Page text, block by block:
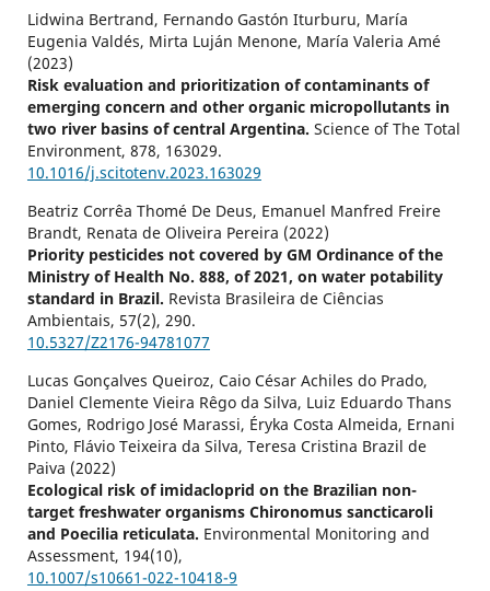
Lidwina Bertrand, Fernando Gastón Iturburu, María
Eugenia Valdés, Mirta Luján Menone, María Valeria Amé
(2023)
Risk evaluation and prioritization of contaminants of
emerging concern and other organic micropollutants in
two river basins of central Argentina. Science of The Total
Environment, 878, 163029.
10.1016/j.scitotenv.2023.163029
Beatriz Corrêa Thomé De Deus, Emanuel Manfred Freire
Brandt, Renata de Oliveira Pereira (2022)
Priority pesticides not covered by GM Ordinance of the
Ministry of Health No. 888, of 2021, on water potability
standard in Brazil. Revista Brasileira de Ciências
Ambientais, 57(2), 290.
10.5327/Z2176-94781077
Lucas Gonçalves Queiroz, Caio César Achiles do Prado,
Daniel Clemente Vieira Rêgo da Silva, Luiz Eduardo Thans
Gomes, Rodrigo José Marassi, Éryka Costa Almeida, Ernani
Pinto, Flávio Teixeira da Silva, Teresa Cristina Brazil de
Paiva (2022)
Ecological risk of imidacloprid on the Brazilian non-
target freshwater organisms Chironomus sancticaroli
and Poecilia reticulata. Environmental Monitoring and
Assessment, 194(10),
10.1007/s10661-022-10418-9